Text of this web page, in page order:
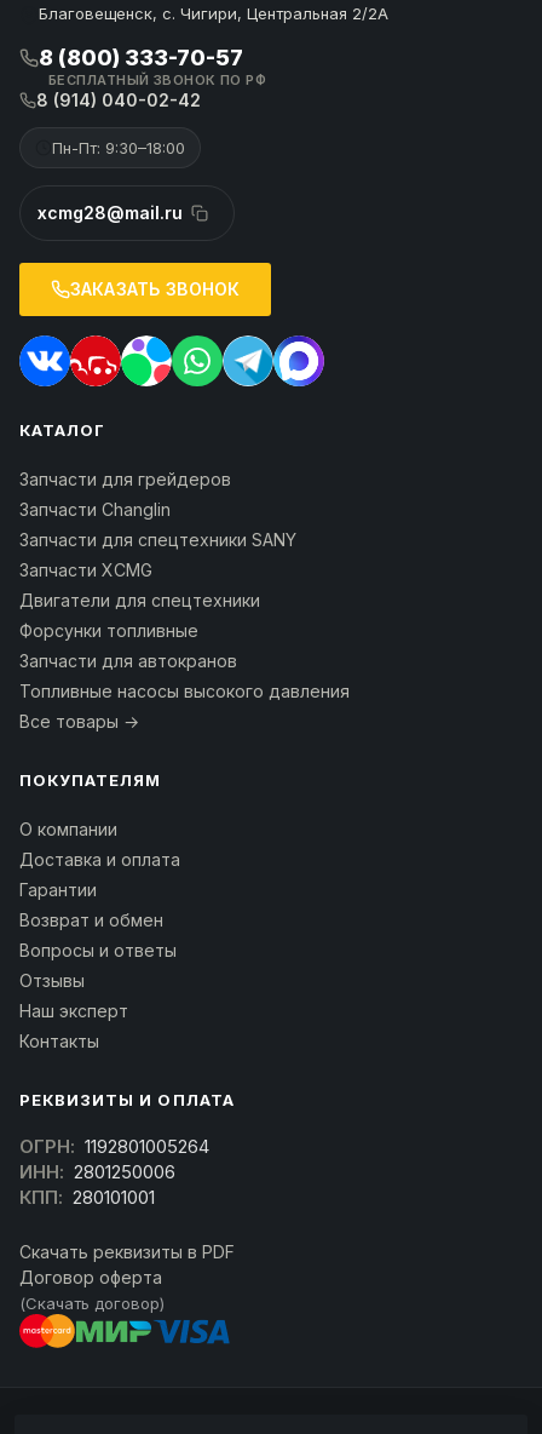
Благовещенск, с. Чигири, Центральная 2/2А
8 (800) 333-70-57
БЕСПЛАТНЫЙ ЗВОНОК ПО РФ
8 (914) 040-02-42
Пн-Пт: 9:30–18:00
xcmg28@mail.ru
ЗАКАЗАТЬ ЗВОНОК
КАТАЛОГ
Запчасти для грейдеров
Запчасти Changlin
Запчасти для спецтехники SANY
Запчасти XCMG
Двигатели для спецтехники
Форсунки топливные
Запчасти для автокранов
Топливные насосы высокого давления
Все товары →
ПОКУПАТЕЛЯМ
О компании
Доставка и оплата
Гарантии
Возврат и обмен
Вопросы и ответы
Отзывы
Наш эксперт
Контакты
РЕКВИЗИТЫ И ОПЛАТА
ОГРН: 1192801005264
ИНН: 2801250006
КПП: 280101001
Скачать реквизиты в PDF
Договор оферта
(Скачать договор)